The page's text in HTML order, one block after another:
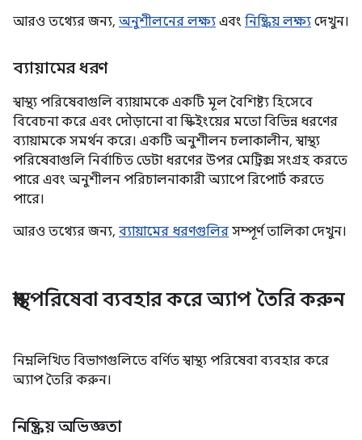
আরও তথ্যের জন্য, অনুশীলনের লক্ষ্য এবং নিষ্ক্রিয় লক্ষ্য দেখুন।
ব্যায়ামের ধরণ
স্বাস্থ্য পরিষেবাগুলি ব্যায়ামকে একটি মূল বৈশিষ্ট্য হিসেবে
বিবেচনা করে এবং দৌড়ানো বা স্কিইংয়ের মতো বিভিন্ন ধরণের
ব্যায়ামকে সমর্থন করে। একটি অনুশীলন চলাকালীন, স্বাস্থ্য
পরিষেবাগুলি নির্বাচিত ডেটা ধরণের উপর মেট্রিক্স সংগ্রহ করতে
পারে এবং অনুশীলন পরিচালনাকারী অ্যাপে রিপোর্ট করতে
পারে।
আরও তথ্যের জন্য, ব্যায়ামের ধরণগুলির সম্পূর্ণ তালিকা দেখুন।
স্বাস্থ্য পরিষেবা ব্যবহার করে অ্যাপ তৈরি করুন
নিম্নলিখিত বিভাগগুলিতে বর্ণিত স্বাস্থ্য পরিষেবা ব্যবহার করে
অ্যাপ তৈরি করুন।
নিষ্ক্রিয় অভিজ্ঞতা